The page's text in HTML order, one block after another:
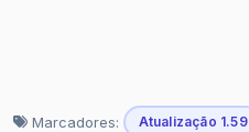
Marcadores: Atualização 1.59